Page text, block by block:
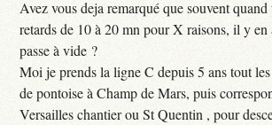
Avez vous deja remarqué que souvent
retards de 10 à 20 mn pour X raisons, il y
passe à vide ?
Moi je prends la ligne C depuis 5 ans tout
de pontoise à Champ de Mars, puis
Versailles chantier ou St Quentin , pour